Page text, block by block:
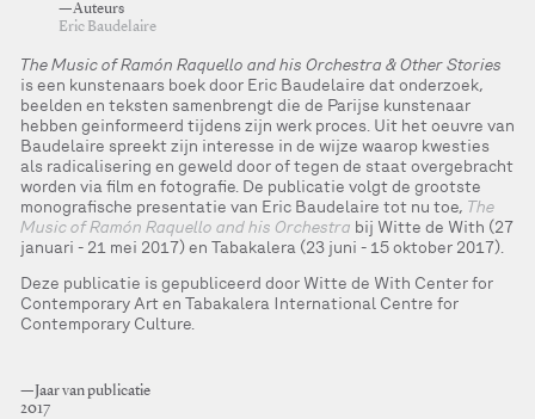
—Auteurs
Eric Baudelaire
The Music of Ramón Raquello and his Orchestra & Other Stories
is een kunstenaars boek door Eric Baudelaire dat onderzoek,
beelden en teksten samenbrengt die de Parijse kunstenaar
hebben geinformeerd tijdens zijn werk proces. Uit het oeuvre van
Baudelaire spreekt zijn interesse in de wijze waarop kwesties
als radicalisering en geweld door of tegen de staat overgebracht
worden via film en fotografie. De publicatie volgt de grootste
monografische presentatie van Eric Baudelaire tot nu toe, The
Music of Ramón Raquello and his Orchestra bij Witte de With (27
januari - 21 mei 2017) en Tabakalera (23 juni - 15 oktober 2017).
Deze publicatie is gepubliceerd door Witte de With Center for
Contemporary Art en Tabakalera International Centre for
Contemporary Culture.
—Jaar van publicatie
2017